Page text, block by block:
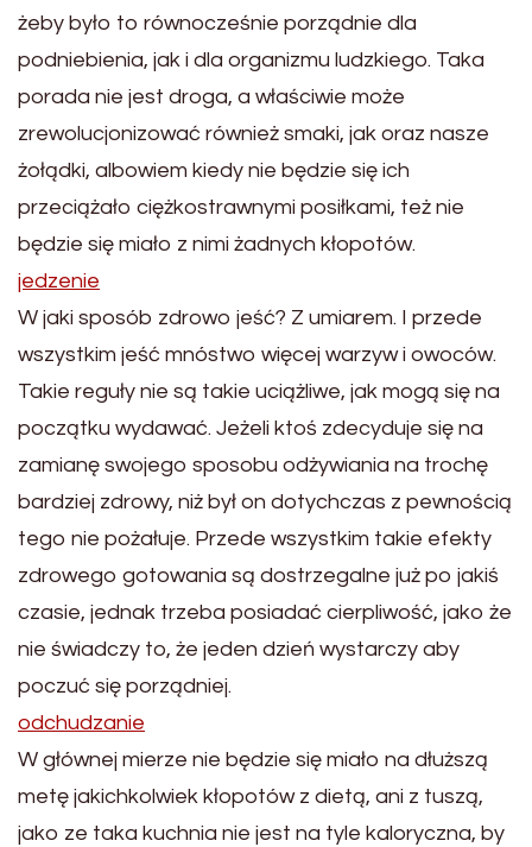
żeby było to równocześnie porządnie dla
podniebienia, jak i dla organizmu ludzkiego. Taka
porada nie jest droga, a właściwie może
zrewolucjonizować również smaki, jak oraz nasze
żołądki, albowiem kiedy nie będzie się ich
przeciążało ciężkostrawnymi posiłkami, też nie
będzie się miało z nimi żadnych kłopotów.
jedzenie
W jaki sposób zdrowo jeść? Z umiarem. I przede
wszystkim jeść mnóstwo więcej warzyw i owoców.
Takie reguły nie są takie uciążliwe, jak mogą się na
początku wydawać. Jeżeli ktoś zdecyduje się na
zamianę swojego sposobu odżywiania na trochę
bardziej zdrowy, niż był on dotychczas z pewnością
tego nie pożałuje. Przede wszystkim takie efekty
zdrowego gotowania są dostrzegalne już po jakiś
czasie, jednak trzeba posiadać cierpliwość, jako że
nie świadczy to, że jeden dzień wystarczy aby
poczuć się porządniej.
odchudzanie
W głównej mierze nie będzie się miało na dłuższą
metę jakichkolwiek kłopotów z dietą, ani z tuszą,
jako ze taka kuchnia nie jest na tyle kaloryczna, by